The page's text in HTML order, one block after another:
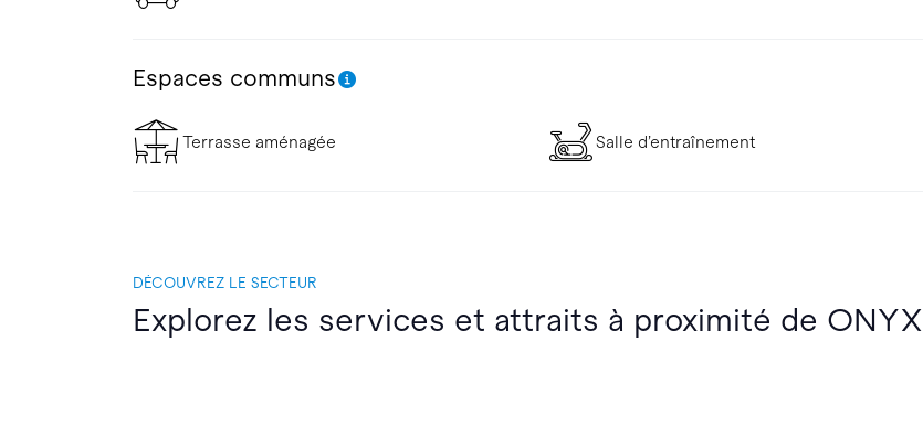
Espaces communs
Terrasse aménagée Salle d’entraînement
DÉCOUVREZ LE SECTEUR
Explorez les services et attraits à proximité de ONYX